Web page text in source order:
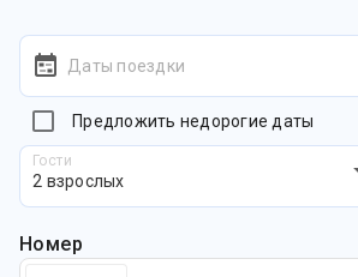
Даты поездки
Предложить недорогие даты
Гости
2 взрослых
Номер